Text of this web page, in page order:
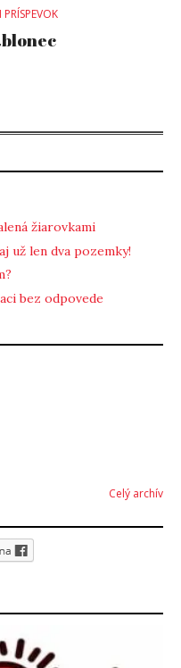
žiarovkami
už len dva pozemky!
bez odpovede
Celý archív